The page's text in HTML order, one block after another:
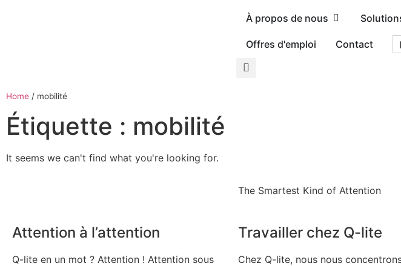
À propos de nous
Offres d'emploi Contact
Home / mobilité
Étiquette : mobilité
It seems we can't find what you're looking for.
The Smartest Kind of Attention
Attention à l’attention
Q-lite en un mot ? Attention ! Attention sous
Travailler chez Q-lite
Chez Q-lite, nous nous